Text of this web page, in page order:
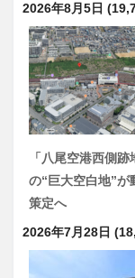
2026年8月5日
「八尾空港西側
の“巨大空白地”
策定へ
2026年7月28日